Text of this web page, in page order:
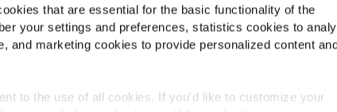
that are essential for the basic functionality of the
your settings and preferences, statistics cookies to
and marketing cookies to provide personalized content
to the use of all cookies. If you'd like to customize your